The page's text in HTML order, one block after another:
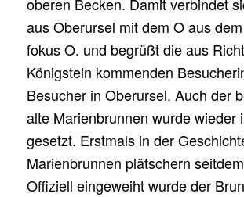
oberen Becken. Damit verbindet
aus Oberursel mit dem O aus
fokus O. und begrüßt die aus
Königstein kommenden
Besucher in Oberursel. Auch der
alte Marienbrunnen wurde wieder
gesetzt. Erstmals in der
Marienbrunnen plätschern
Offiziell eingeweiht wurde der